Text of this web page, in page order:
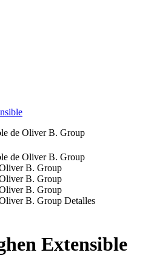
Extensible